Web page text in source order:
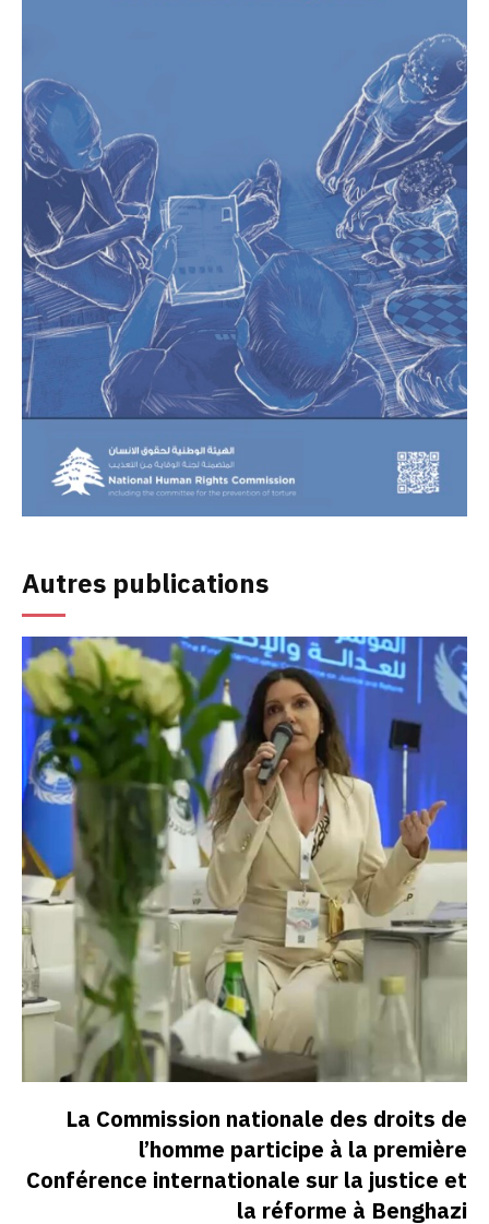
Autres publications
La Commission nationale des droits de
l’homme participe à la première
Conférence internationale sur la justice et
la réforme à Benghazi